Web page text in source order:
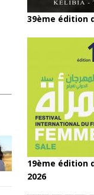
39ème édition
19ème édition
2026